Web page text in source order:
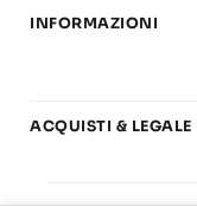
Chitarra
Basi play-along
INFORMAZIONI
Carta del Docente
ACQUISTI & LEGALE